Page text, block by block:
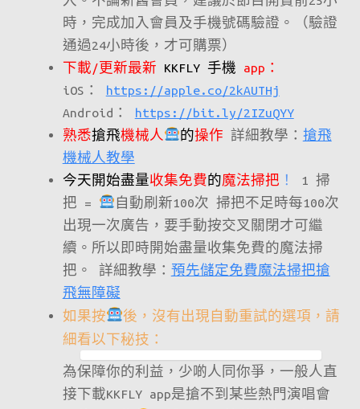
時，完成加入會員及手機號碼驗證。（驗證
通過24小時後，才可購票）
下載/更新最新 KKFLY 手機 app：
iOS： https://apple.co/2kAUTHj
Android： https://bit.ly/2IZuQYY
熟悉搶飛機械人 的操作 詳細教學： 搶飛
機械人教學
今天開始盡量收集免費的魔法掃把 ！
1 掃
把 =
自動刷新100次 掃把不足時每100次
出現一次廣告，要手動按交叉關閉才可繼
續。所以即時開始盡量收集免費的魔法掃
把。 詳細教學： 預先儲定免費魔法掃把搶
飛無障礙
如果按
後，沒有出現自動重試的選項，請
細看以下秘技：
為保障你的利益，少啲人同你爭，一般人直
接下載KKFLY app是搶不到某些熱門演唱會